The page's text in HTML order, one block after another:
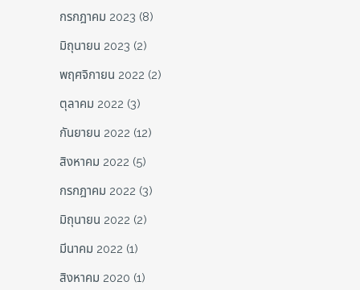
กรกฎาคม 2023 (8)
มิถุนายน 2023 (2)
พฤศจิกายน 2022 (2)
ตุลาคม 2022 (3)
กันยายน 2022 (12)
สิงหาคม 2022 (5)
กรกฎาคม 2022 (3)
มิถุนายน 2022 (2)
มีนาคม 2022 (1)
สิงหาคม 2020 (1)